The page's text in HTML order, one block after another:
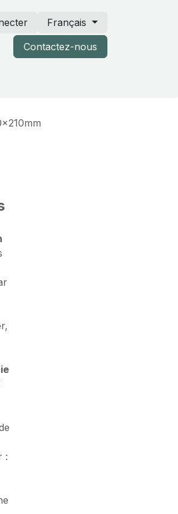
Français
Contactez-nous
: